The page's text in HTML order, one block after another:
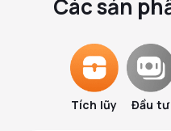
Các sản
Tích lũy Đầu tư